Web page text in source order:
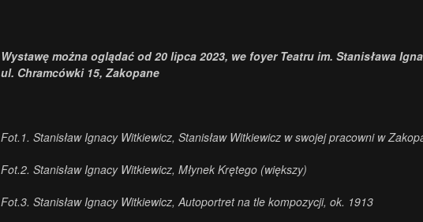
Wystawę można oglądać od 20 lipca 2023, we foyer Teatru im. Stanisława
ul. Chramcówki 15, Zakopane
Fot.1. Stanisław Ignacy Witkiewicz, Stanisław Witkiewicz w swojej pracowni w
Fot.2. Stanisław Ignacy Witkiewicz, Młynek Krętego (większy)
Fot.3. Stanisław Ignacy Witkiewicz, Autoportret na tle kompozycji, ok. 1913